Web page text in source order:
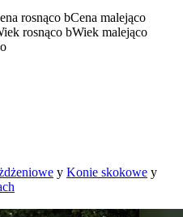
rosnąco bCena malejąco
rosnąco bWiek malejąco
y Konie skokowe y